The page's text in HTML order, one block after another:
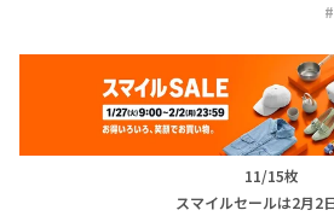
11/15枚
スマイルセールは2月2